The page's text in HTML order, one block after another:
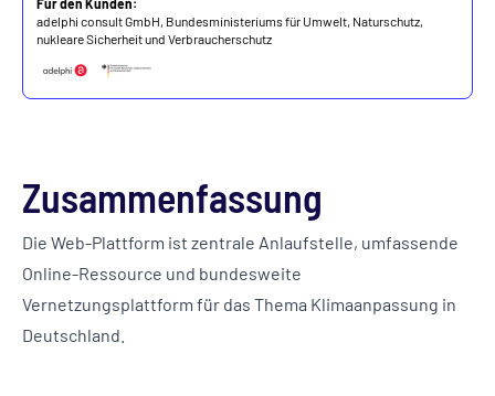
Für den Kunden:
adelphi consult GmbH, Bundesministeriums für Umwelt, Naturschutz,
nukleare Sicherheit und Verbraucherschutz
Zusammenfassung
Die Web-Plattform ist zentrale Anlaufstelle, umfassende
Online-Ressource und bundesweite
Vernetzungsplattform für das Thema Klimaanpassung in
Deutschland.